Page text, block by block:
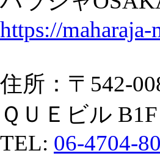
https://maharaja-
住所：〒542-
ＱＵＥビル
TEL: 06-4704-